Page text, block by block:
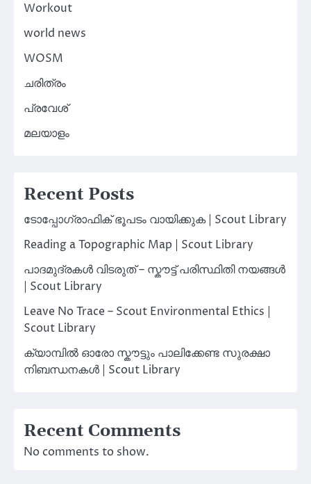
Workout
world news
WOSM
ചരിത്രം
പ്രവേശ്
മലയാളം
Recent Posts
ടോപ്പോഗ്രാഫിക് ഭൂപടം വായിക്കുക | Scout Library
Reading a Topographic Map | Scout Library
പാദമുദ്രകൾ വിടരുത് – സ്കൗട്ട് പരിസ്ഥിതി നയങ്ങൾ
| Scout Library
Leave No Trace – Scout Environmental Ethics |
Scout Library
ക്യാമ്പിൽ ഓരോ സ്കൗട്ടും പാലിക്കേണ്ട സുരക്ഷാ
നിബന്ധനകൾ | Scout Library
Recent Comments
No comments to show.